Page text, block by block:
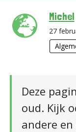
Michel
27
Deze
oud. Kijk
andere